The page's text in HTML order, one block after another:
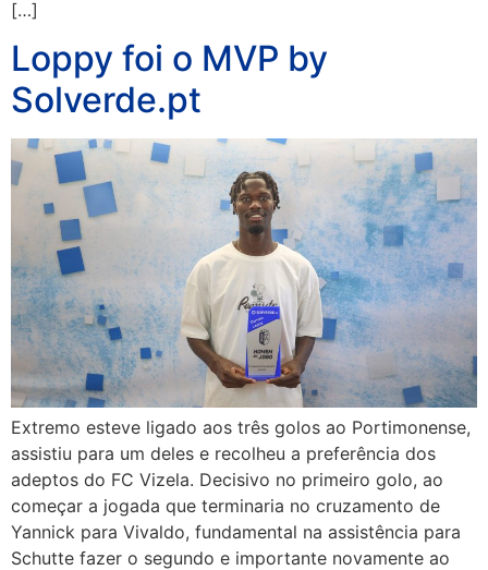
[…]
Loppy foi o MVP by
Solverde.pt
Extremo esteve ligado aos três golos ao Portimonense,
assistiu para um deles e recolheu a preferência dos
adeptos do FC Vizela. Decisivo no primeiro golo, ao
começar a jogada que terminaria no cruzamento de
Yannick para Vivaldo, fundamental na assistência para
Schutte fazer o segundo e importante novamente ao